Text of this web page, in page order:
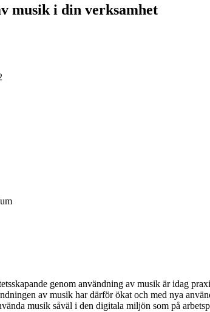
musik i din verksamhet
genom användning av musik är idag
av musik har därför ökat och med nya
musik såväl i den digitala miljön som på